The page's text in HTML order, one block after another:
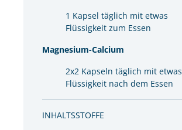
1 Kapsel täglich mit etwas
Flüssigkeit zum Essen
Magnesium-Calcium
2x2 Kapseln täglich mit etwas
Flüssigkeit nach dem Essen
INHALTSSTOFFE